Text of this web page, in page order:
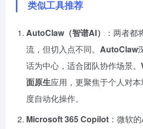
类似工具推荐
AutoClaw （智谱AI）
：两者都
流，但切入点不同。 AutoClaw
话为中心，适合团队协作场景。
面原生应用，更聚焦于个人对
度自动化操作。
Microsoft 365 Copilot ：微软